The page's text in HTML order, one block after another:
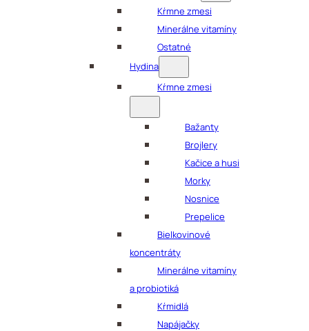
Kŕmne zmesi
Minerálne vitamíny
Ostatné
Hydina
Kŕmne zmesi
Bažanty
Brojlery
Kačice a husi
Morky
Nosnice
Prepelice
Bielkovinové
koncentráty
Minerálne vitamíny
a probiotiká
Kŕmidlá
Napájačky